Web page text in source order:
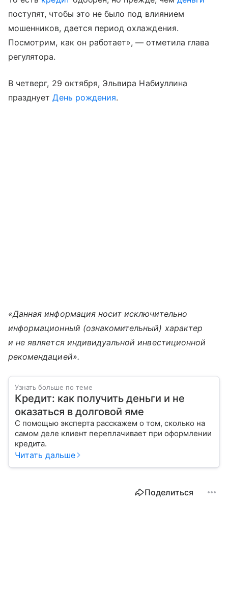
поступят, чтобы это не было под влиянием
мошенников, дается период охлаждения.
Посмотрим, как он работает», — отметила глава
регулятора.
В четверг, 29 октября, Эльвира Набиуллина
празднуетДень рождения.
«Данная информация носит исключительно
информационный (ознакомительный) характер
и не является индивидуальной инвестиционной
рекомендацией».
Узнать больше по теме
Кредит: как получить деньги и не
оказаться в долговой яме
С помощью эксперта расскажем о том, сколько на
самом деле клиент переплачивает при оформлении
кредита.
Читать дальше
Поделиться